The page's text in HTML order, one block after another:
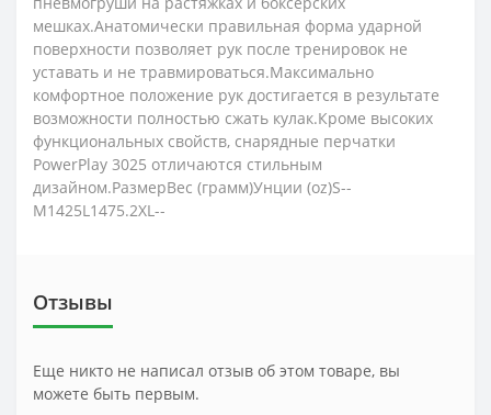
мешках.Анатомически правильная форма ударной
поверхности позволяет рук после тренировок не
уставать и не травмироваться.Максимально
комфортное положение рук достигается в результате
возможности полностью сжать кулак.Кроме высоких
функциональных свойств, снарядные перчатки
PowerPlay 3025 отличаются стильным
дизайном.РазмерВес (грамм)Унции (oz)S--
M1425L1475.2XL--
Отзывы
Еще никто не написал отзыв об этом товаре, вы
можете быть первым.